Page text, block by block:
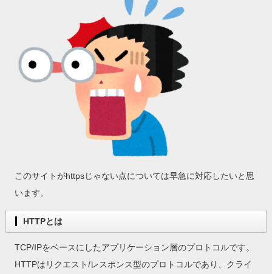
このサイトがhttpsじゃない点については早急に対応したいと思
います。
HTTPとは
TCP/IPをベースにしたアプリケーション層のプロトコルです。
HTTPはリクエスト/レスポンス型のプロトコルであり、クライ